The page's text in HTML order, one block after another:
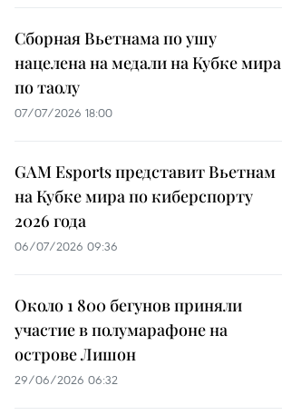
Сборная Вьетнама по ушу
нацелена на медали на Кубке мира
по таолу
07/07/2026 18:00
GAM Esports представит Вьетнам
на Кубке мира по киберспорту
2026 года
06/07/2026 09:36
Около 1 800 бегунов приняли
участие в полумарафоне на
острове Лишон
29/06/2026 06:32